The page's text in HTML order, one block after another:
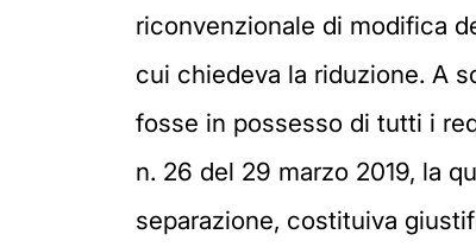
riconvenzionale di modifica
cui chiedeva la riduzione. A
fosse in possesso di tutti i
n. 26 del 29 marzo 2019, la
separazione, costituiva